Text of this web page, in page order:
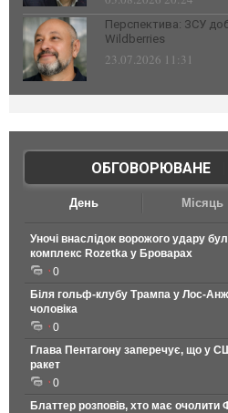
Перспектива: ЗСУ
Wildberries
23.07.2026 11:31
ОБГОВОРЮВАНЕ|
День Місяць
Уночі внаслідок ворожого удару
комплекс Rozetka у Броварах
0
Біля гольф-клубу Трампа у Лос-
чоловіка
0
Глава Пентагону заперечує, що у
ракет
0
Блаттер розповів, хто має очолити